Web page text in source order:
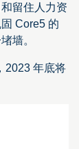
留住人力资
Core5 的
墙。
2023 年底将